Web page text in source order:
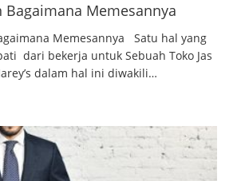
Bagaimana Memesannya
Memesannya Satu hal yang
dari bekerja untuk Sebuah Toko Jas
dalam hal ini diwakili…